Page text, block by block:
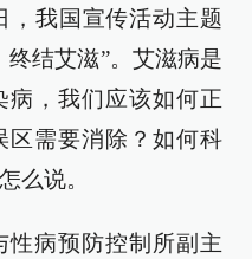
，我国宣传活动主题
终结艾滋”。艾滋病是
病，我们应该如何正
区需要消除？如何科
么说。
性病预防控制所副主